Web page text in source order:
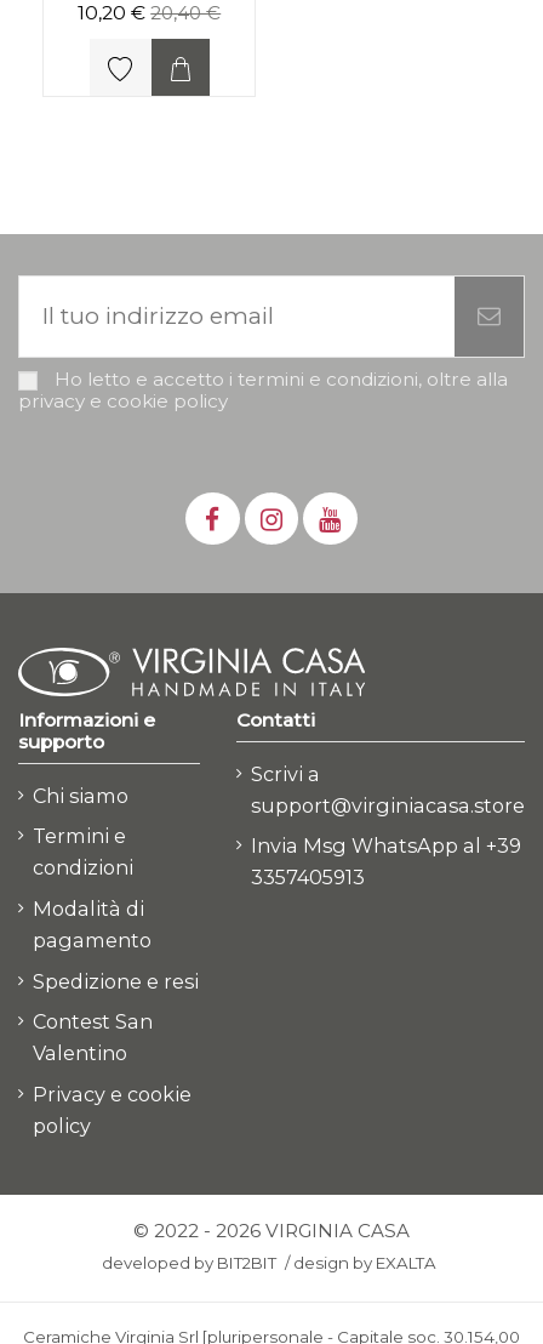
10,20 €20,40 €
Ho letto e accetto i termini e condizioni, oltre alla
privacy e cookie policy
Informazioni e
supporto
Chi siamo
Termini e
condizioni
Modalità di
pagamento
Spedizione e resi
Contest San
Valentino
Privacy e cookie
policy
Contatti
Scrivi a
support@virginiacasa.store
Invia Msg WhatsApp al +39
3357405913
© 2022 - 2026 VIRGINIA CASA
developed by BIT2BIT /design by EXALTA
Ceramiche Virginia Srl [pluripersonale - Capitale soc. 30.154,00